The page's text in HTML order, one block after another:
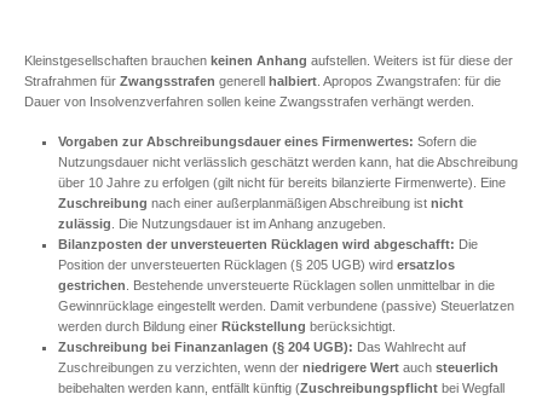
Kleinstgesellschaften brauchen keinen Anhang aufstellen. Weiters ist für diese der
Strafrahmen für Zwangsstrafen generell halbiert . Apropos Zwangstrafen: für die
Dauer von Insolvenzverfahren sollen keine Zwangsstrafen verhängt werden.
Vorgaben zur Abschreibungsdauer eines Firmenwertes: Sofern die
Nutzungsdauer nicht verlässlich geschätzt werden kann, hat die Abschreibung
über 10 Jahre zu erfolgen (gilt nicht für bereits bilanzierte Firmenwerte). Eine
Zuschreibung nach einer außerplanmäßigen Abschreibung ist nicht
zulässig . Die Nutzungsdauer ist im Anhang anzugeben.
Bilanzposten der unversteuerten Rücklagen wird abgeschafft: Die
Position der unversteuerten Rücklagen (§ 205 UGB) wird ersatzlos
gestrichen . Bestehende unversteuerte Rücklagen sollen unmittelbar in die
Gewinnrücklage eingestellt werden. Damit verbundene (passive) Steuerlatzen
werden durch Bildung einerRückstellung berücksichtigt.
Zuschreibung bei Finanzanlagen (§ 204 UGB): Das Wahlrecht auf
Zuschreibungen zu verzichten, wenn der niedrigere Wertauch steuerlich
beibehalten werden kann, entfällt künftig (Zuschreibungspflichtbei Wegfall